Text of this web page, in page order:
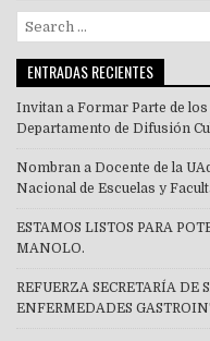
Search
for:
ENTRADAS RECIENTES
Invitan a Formar Parte de
Departamento de Difusión
Nombran a Docente de la
Nacional de Escuelas y
ESTAMOS LISTOS PARA
MANOLO.
REFUERZA SECRETARÍA DE
ENFERMEDADES